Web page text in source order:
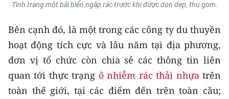
Media Môi trường
Ảnh
Infographic
Tình trạng một bãi biển ngập rác trước khi được dọn dẹp, thu gom.
Bên cạnh đó, là một trong các công ty du thuyền
hoạt động tích cực và lâu năm tại địa phương,
đơn vị tổ chức còn chia sẻ các thông tin liên
quan tới thực trạng ô nhiễm rác thải nhựatrên
toàn thế giới, tại các điểm đến trên toàn cầu;